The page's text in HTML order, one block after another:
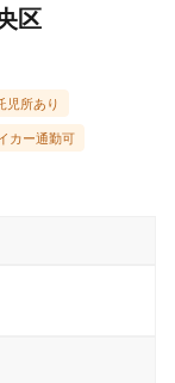
区
児所あり
カー通勤可